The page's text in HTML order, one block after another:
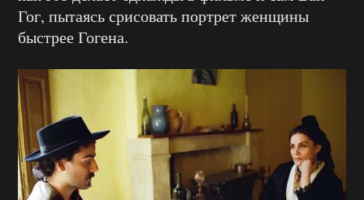
Гог, пытаясь срисовать портрет женщины
быстрее Гогена.